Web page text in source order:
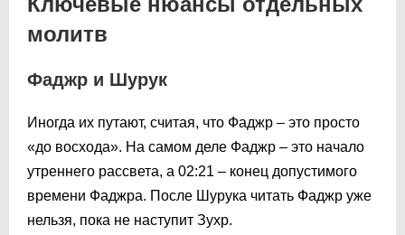
молитв
Фаджр и Шурук
Иногда их путают, считая, что Фаджр – это просто
«до восхода». На самом деле Фаджр – это начало
утреннего рассвета, а 02:21 – конец допустимого
времени Фаджра. После Шурука читать Фаджр уже
нельзя, пока не наступит Зухр.